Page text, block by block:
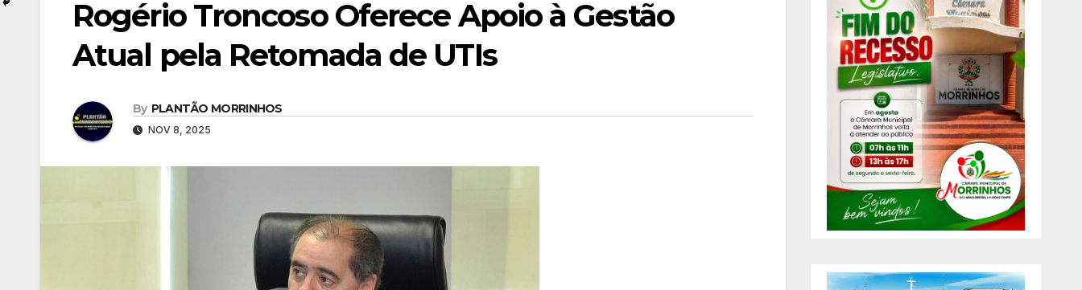
Rogério Troncoso Oferece Apoio à Gestão
Atual pela Retomada de UTIs
By PLANTÃO MORRINHOS
NOV 8, 2025